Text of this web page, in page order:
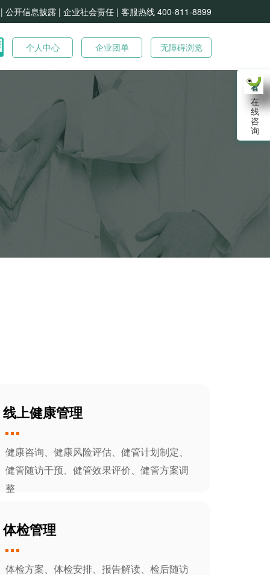
| 公开信息披露 | 企业社会责任 | 客服热线 400-811-8899
个人中心 企业团单 无障碍浏览
在
线
咨
询
线上健康管理
健康咨询、健康风险评估、健管计划制定、
健管随访干预、健管效果评价、健管方案调
整
体检管理
体检方案、体检安排、报告解读、检后随访